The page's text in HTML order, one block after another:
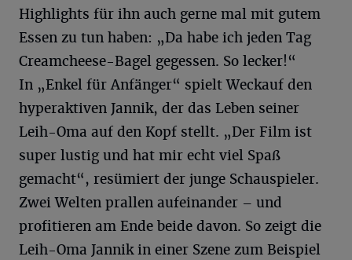
Highlights für ihn auch gerne mal mit gutem
Essen zu tun haben: „Da habe ich jeden Tag
Creamcheese-Bagel gegessen. So lecker!“
In „Enkel für Anfänger“ spielt Weckauf den
hyperaktiven Jannik, der das Leben seiner
Leih-Oma auf den Kopf stellt. „Der Film ist
super lustig und hat mir echt viel Spaß
gemacht“, resümiert der junge Schauspieler.
Zwei Welten prallen aufeinander – und
profitieren am Ende beide davon. So zeigt die
Leih-Oma Jannik in einer Szene zum Beispiel